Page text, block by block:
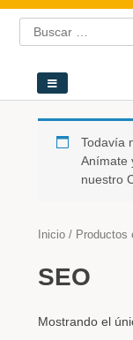
Todavía
Anímate
nuestro
Inicio/ Productos
SEO
Mostrando el